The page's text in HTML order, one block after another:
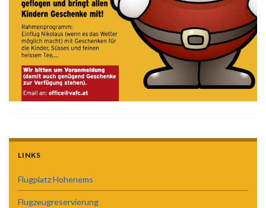
LINKS
Flugplatz Hohenems
Flugzeugreservierung